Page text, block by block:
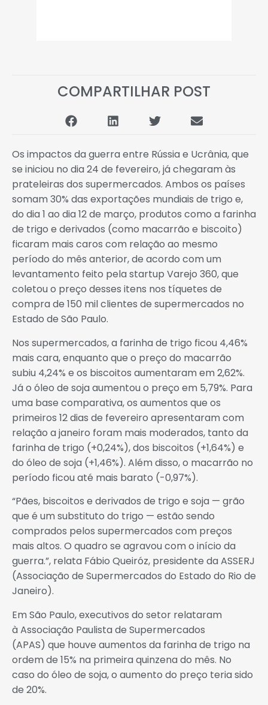
COMPARTILHAR POST
Os impactos da guerra entre Rússia e Ucrânia, que
se iniciou no dia 24 de fevereiro, já chegaram às
prateleiras dos supermercados. Ambos os países
somam 30% das exportações mundiais de trigo e,
do dia 1 ao dia 12 de março, produtos como a farinha
de trigo e derivados (como macarrão e biscoito)
ficaram mais caros com relação ao mesmo
período do mês anterior, de acordo com um
levantamento feito pela startup Varejo 360, que
coletou o preço desses itens nos tíquetes de
compra de 150 mil clientes de supermercados no
Estado de São Paulo.
Nos supermercados, a farinha de trigo ficou 4,46%
mais cara, enquanto que o preço do macarrão
subiu 4,24% e os biscoitos aumentaram em 2,62%.
Já o óleo de soja aumentou o preço em 5,79%. Para
uma base comparativa, os aumentos que os
primeiros 12 dias de fevereiro apresentaram com
relação a janeiro foram mais moderados, tanto da
farinha de trigo (+0,24%), dos biscoitos (+1,64%) e
do óleo de soja (+1,46%). Além disso, o macarrão no
período ficou até mais barato (-0,97%).
“Pães, biscoitos e derivados de trigo e soja — grão
que é um substituto do trigo — estão sendo
comprados pelos supermercados com preços
mais altos. O quadro se agravou com o início da
guerra.”, relata Fábio Queiróz, presidente da ASSERJ
(Associação de Supermercados do Estado do Rio de
Janeiro).
Em São Paulo, executivos do setor relataram
à Associação Paulista de Supermercados
(APAS) que houve aumentos da farinha de trigo na
ordem de 15% na primeira quinzena do mês. No
caso do óleo de soja, o aumento do preço teria sido
de 20%.